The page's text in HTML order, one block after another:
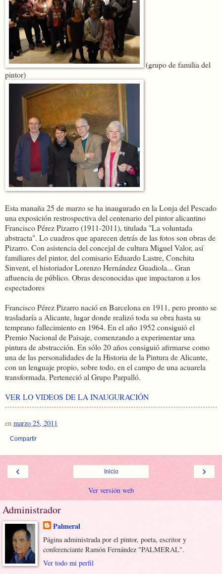
(grupo de familia del
pintor)
Esta manaña 25 de marzo se ha inaugurado en la Lonja del Pescado
una exposición restrospectiva del centenario del pintor alicantino
Francisco Pérez Pizarro (1911-2011), titulada "La voluntada
abstracta". Lo cuadros que aparecen detrás de las fotos son obras de
Pizarro. Con asistencia del concejal de cultura Miguel Valor, así
familiares del pintor, del comisario Eduardo Lastre, Conchita
Sinvent, el historiador Lorenzo Hernández Guadiola... Gran
afluencia de público. Obras desconocidas que impactaron a los
espectadores
Francisco Pérez Pizarro nació en Barcelona en 1911, pero pronto se
trasladaría a Alicante, lugar donde realizó toda su obra hasta su
temprano fallecimiento en 1964. En el año 1952 consiguió el
Premio Nacional de Paisaje, comenzando a experimentar una
pintura de abstracción. En sólo 20 años consiguió afirmarse como
una de las personalidades de la Historia de la Pintura de Alicante,
con un lenguaje propio, sobre todo, en el campo de una acuarela
transformada. Perteneció al Grupo Parpalló.
VER LO VIDEOS DE LA INAUGURACIÓN
en marzo 25, 2011
Compartir
‹ ›
Inicio
Ver versión web
Administrador
Palmeral
Página administrada por el pintor, poeta, escritor y
conferenciante Ramón Fernández "PALMERAL".
Ver todo mi perfil